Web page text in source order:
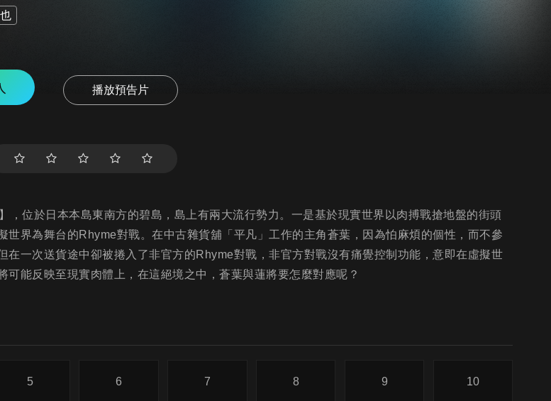
播放預告片
，位於日本本島東南方的碧島，島上有兩大流行勢力。一是基於現實世界以肉搏戰搶地盤的街頭
世界為舞台的Rhyme對戰。在中古雜貨舖「平凡」工作的主角蒼葉，因為怕麻煩的個性，而不參
在一次送貨途中卻被捲入了非官方的Rhyme對戰，非官方對戰沒有痛覺控制功能，意即在虛擬世
可能反映至現實肉體上，在這絕境之中，蒼葉與蓮將要怎麼對應呢？
5 6 7 8 9 10